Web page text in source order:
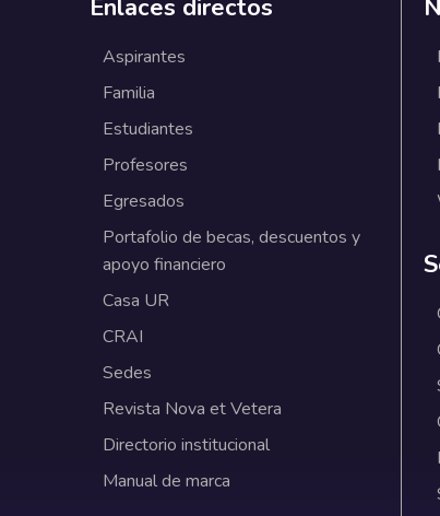
Enlaces directos
Aspirantes
Familia
Estudiantes
Profesores
Egresados
Portafolio de becas, descuentos y
apoyo financiero
Casa UR
CRAI
Sedes
Revista Nova et Vetera
Directorio institucional
Manual de marca